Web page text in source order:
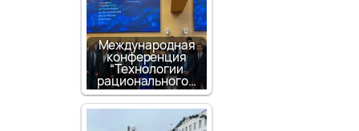
Международная
конференция
“Технологии
рационального…